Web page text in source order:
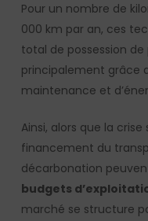
Pour un nombre de
000 km par an, ces
total de possession de
principalement grâce
maintenance et
Ainsi, alors que la
financement du
décarbonation
budgets
marché se structure